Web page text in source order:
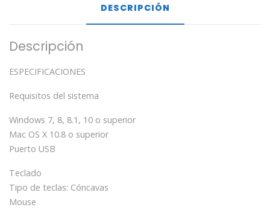
DESCRIPCIÓN
Descripción
ESPECIFICACIONES
Requisitos del sistema
Windows 7, 8, 8.1, 10 o superior
Mac OS X 10.8 o superior
Puerto USB
Teclado
Tipo de teclas: Cóncavas
Mouse